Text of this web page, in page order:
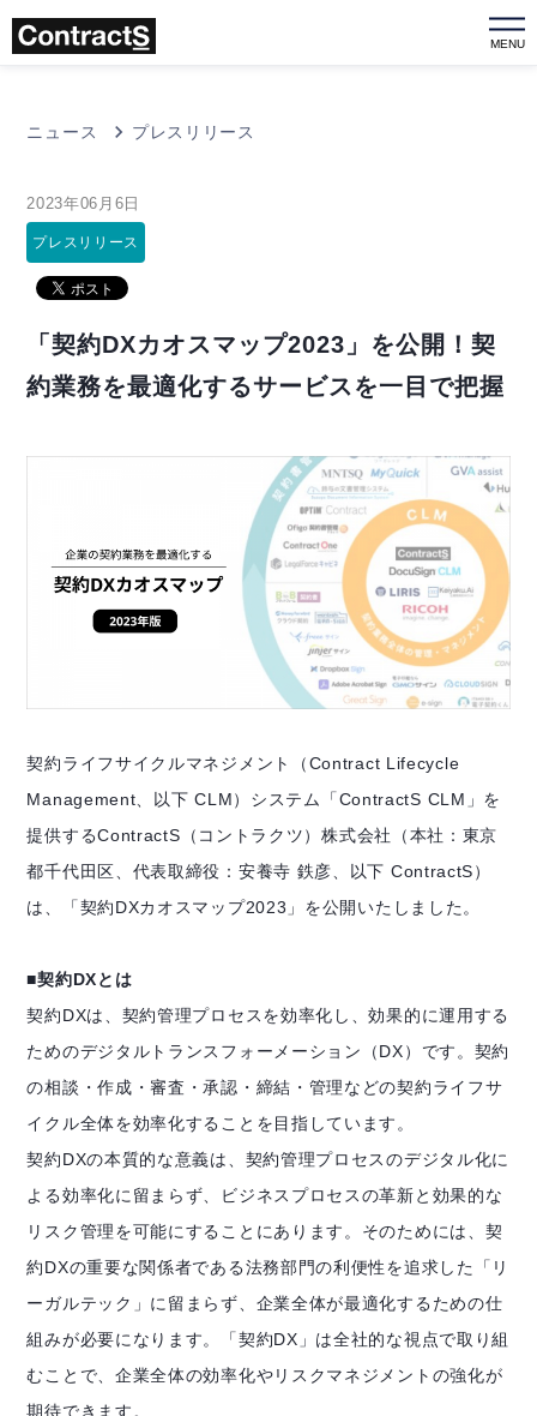
MENU
ニュース プレスリリース
2023年06月6日
プレスリリース
「契約DXカオスマップ2023」を公開！契
約業務を最適化するサービスを一目で把握
契約ライフサイクルマネジメント（Contract Lifecycle
Management、以下 CLM）システム「ContractS CLM」を
提供するContractS（コントラクツ）株式会社（本社：東京
都千代田区、代表取締役：安養寺 鉄彦、以下 ContractS）
は、「契約DXカオスマップ2023」を公開いたしました。
■契約DXとは
契約DXは、契約管理プロセスを効率化し、効果的に運用する
ためのデジタルトランスフォーメーション（DX）です。契約
の相談・作成・審査・承認・締結・管理などの契約ライフサ
イクル全体を効率化することを目指しています。
契約DXの本質的な意義は、契約管理プロセスのデジタル化に
よる効率化に留まらず、ビジネスプロセスの革新と効果的な
リスク管理を可能にすることにあります。そのためには、契
約DXの重要な関係者である法務部門の利便性を追求した「リ
ーガルテック」に留まらず、企業全体が最適化するための仕
組みが必要になります。「契約DX」は全社的な視点で取り組
むことで、企業全体の効率化やリスクマネジメントの強化が
期待できます。